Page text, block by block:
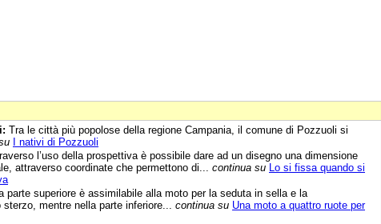
Tra le città più popolose della regione Campania, il comune di Pozzuoli si
I nativi di Pozzuoli
l’uso della prospettiva è possibile dare ad un disegno una dimensione
attraverso coordinate che permettono di... continua su Lo si fissa quando si
parte superiore è assimilabile alla moto per la seduta in sella e la
mentre nella parte inferiore... continua su Una moto a quattro ruote per